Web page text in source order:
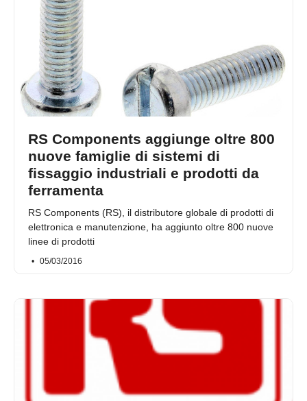
RS Components aggiunge oltre 800
nuove famiglie di sistemi di
fissaggio industriali e prodotti da
ferramenta
RS Components (RS), il distributore globale di prodotti di
elettronica e manutenzione, ha aggiunto oltre 800 nuove
linee di prodotti
05/03/2016